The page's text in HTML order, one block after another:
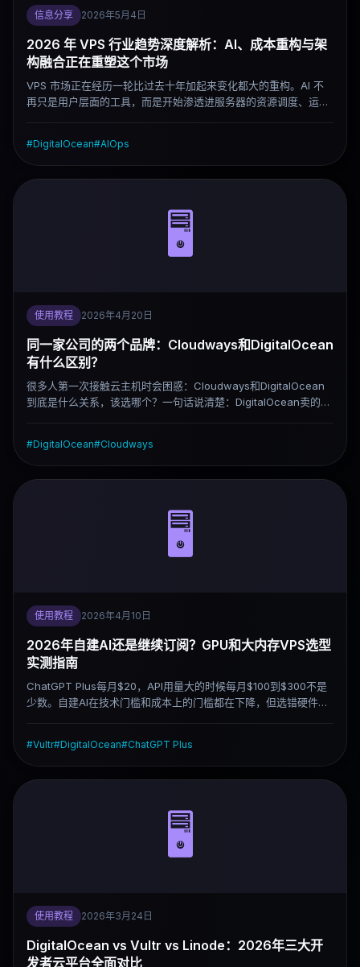
信息分享 2026年5月4日
2026 年 VPS 行业趋势深度解析：AI、成本重构与架
构融合正在重塑这个市场
VPS 市场正在经历一轮比过去十年加起来变化都大的重构。AI 不
再只是用户层面的工具，而是开始渗透进服务器的资源调度、运维
创业者快速倾斜。这篇文章从多个维度拆解 2026 年 VPS 行业的
真实变化，以及这些变化对选型决策的实际影响。
#DigitalOcean#AIOps
🖥️
使用教程 2026年4月20日
同一家公司的两个品牌：Cloudways和DigitalOcean
有什么区别？
很多人第一次接触云主机时会困惑：Cloudways和DigitalOcean
到底是什么关系，该选哪个？一句话说清楚：DigitalOcean卖的是
密。
#DigitalOcean#Cloudways
🖥️
使用教程 2026年4月10日
2026年自建AI还是继续订阅？GPU和大内存VPS选型
实测指南
ChatGPT Plus每月$20，API用量大的时候每月$100到$300不是
少数。自建AI在技术门槛和成本上的门槛都在下降，但选错硬件照
#Vultr#DigitalOcean#ChatGPT Plus
🖥️
使用教程 2026年3月24日
DigitalOcean vs Vultr vs Linode：2026年三大开
发者云平台全面对比